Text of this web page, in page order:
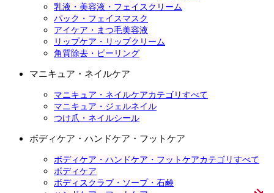
乳液・美容液・フェイスクリーム
パック・フェイスマスク
アイケア・まつ毛美容液
リップケア・リップクリーム
角質除去・ピーリング
マニキュア・ネイルケア
マニキュア・ネイルケアカテゴリすべて
マニキュア・ジェルネイル
つけ爪・ネイルシール
ボディケア・ハンドケア・フットケア
ボディケア・ハンドケア・フットケアカテゴリすべて
ボディケア
ボディスクラブ・ソープ・石鹸